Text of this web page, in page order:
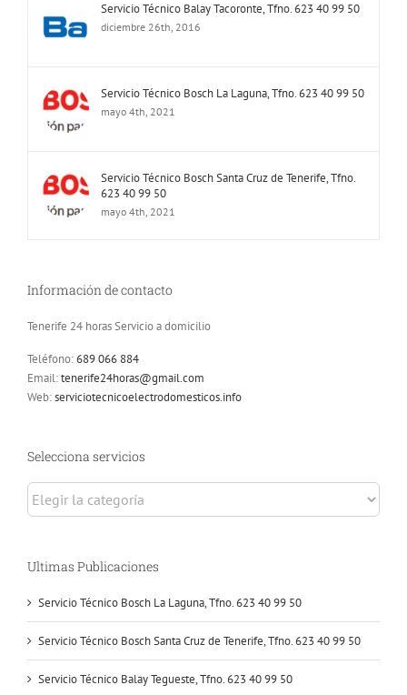
Servicio Técnico Balay Tacoronte, Tfno. 623 40 99 50
diciembre 26th, 2016
Servicio Técnico Bosch La Laguna, Tfno. 623 40 99 50
mayo 4th, 2021
Servicio Técnico Bosch Santa Cruz de Tenerife, Tfno.
623 40 99 50
mayo 4th, 2021
Información de contacto
Tenerife 24 horas Servicio a domicilio
Teléfono:689 066 884
Email:tenerife24horas@gmail.com
Web:serviciotecnicoelectrodomesticos.info
Selecciona servicios
Selecciona
servicios
Ultimas Publicaciones
Servicio Técnico Bosch La Laguna, Tfno. 623 40 99 50
Servicio Técnico Bosch Santa Cruz de Tenerife, Tfno. 623 40 99 50
Servicio Técnico Balay Tegueste, Tfno. 623 40 99 50